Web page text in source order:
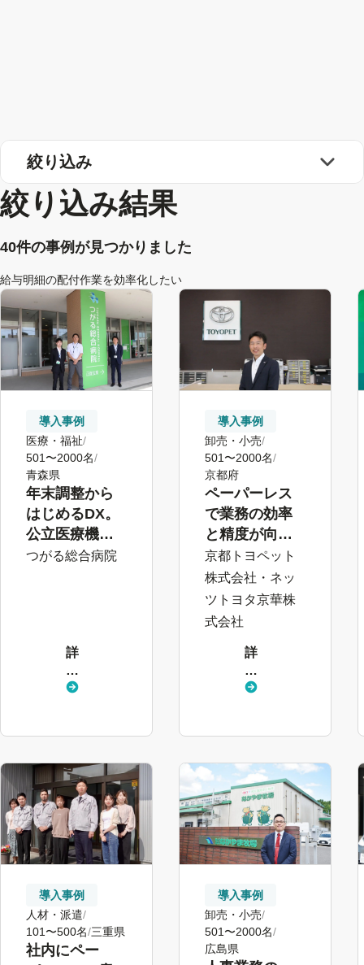
絞り込み
絞り込み結果
40件の事例が見つかりました
給与明細の配付作業を効率化したい
導入事例
医療・福祉
501〜2000名
青森県
年末調整から
はじめるDX。
公立医療機関
で進むペー
つがる総合病院
詳
し
く
導入事例
卸売・小売
501〜2000名
京都府
ペーパーレス
で業務の効率
と精度が向
上。従業員に
寄り添うため
の時間を創出
京都トヨペット
株式会社・ネッ
ツトヨタ京華株
式会社
詳
し
く
導入事例
人材・派遣
101〜500名 三重県
社内にペー
導入事例
卸売・小売
501〜2000名
広島県